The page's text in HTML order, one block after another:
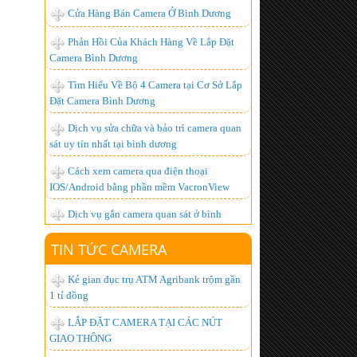
Camera Bình Dương
Tìm Hiểu Về Bộ 4 Camera tại Cơ Sở Lắp
Đặt Camera Bình Dương
Dịch vụ sửa chữa và bảo trì camera quan
sát uy tín nhất tại bình dương
Cách xem camera qua điện thoại
IOS/Android bằng phần mềm VacronView
Dịch vụ gắn camera quan sát ở bình
dương - uy tín, chất lượng cao
BỘ ĐÀM GIÁ RẺ, CHUYÊN DỤNG,
CHẤT LƯỢNG NHẤT HIỆN NAY
Lắp đặt camera giá bao nhiêu là hợp lý
nhất ?
Hơn 1.000 khách hàng đã trở thành
người tiêu dùng thông minh, còn bạn thì sao?
Lắp đặt camera quan sát góc rộng xem
TIN TỨC CAMERA
Kẻ gian đục trụ ATM Agribank trộm gần
1 tỉ đồng
LẮP ĐẶT CAMERA TẠI CÁC NÚT
GIAO THÔNG